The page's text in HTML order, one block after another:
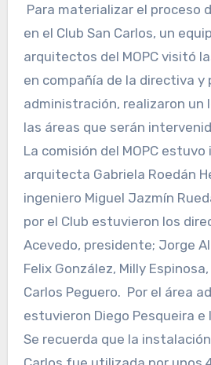
Para materializar el proceso
en el Club San Carlos, un
arquitectos del MOPC visitó
en compañía de la directiva y
administración, realizaron un
las áreas que serán
La comisión del MOPC
arquitecta Gabriela Roedán
ingeniero Miguel Jazmín
por el Club estuvieron los
Acevedo, presidente; Jorge
Felix González, Milly
Carlos Peguero. Por el área
estuvieron Diego Pesqueira e
Se recuerda que la